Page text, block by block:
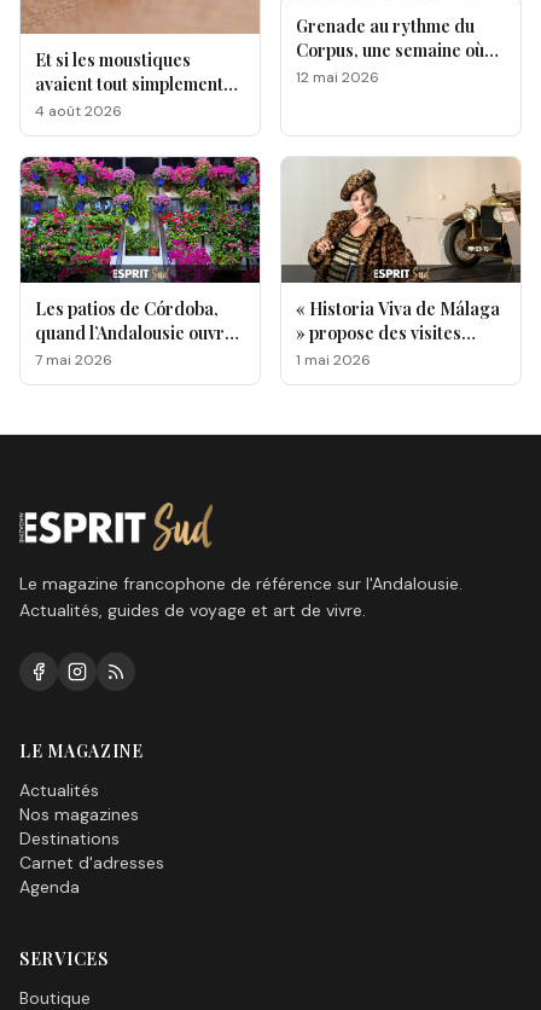
Et si les moustiques
avaient tout simplement
leurs préférés ?
4 août 2026
Grenade au rythme du
Corpus, une semaine où
l’Andalousie révèle toute
12 mai 2026
Les patios de Córdoba,
quand l’Andalousie ouvre
ses portes au monde
7 mai 2026
« Historia Viva de Málaga
» propose des visites
originales de lieux
emblématiques de la ville
1 mai 2026
Le magazine francophone de référence sur l'Andalousie.
Actualités, guides de voyage et art de vivre.
LE MAGAZINE
Actualités
Nos magazines
Destinations
Carnet d'adresses
Agenda
SERVICES
Boutique